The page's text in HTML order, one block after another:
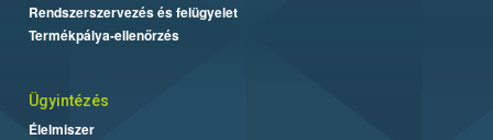
Rendszerszervezés és felügyelet
Termékpálya-ellenőrzés
Ügyintézés
Élelmiszer